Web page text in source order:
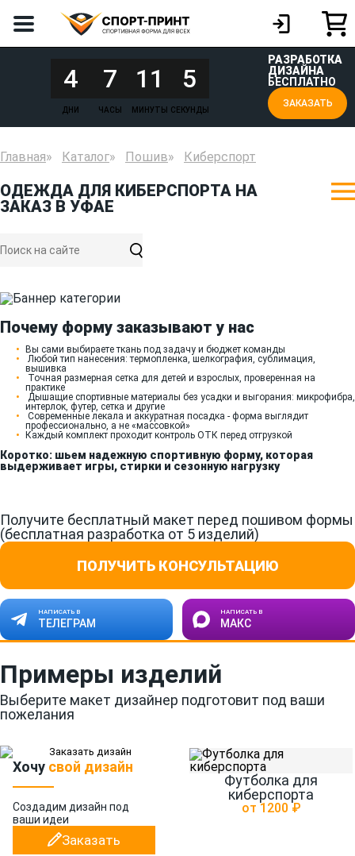
4
ДНИ
7
ЧАСЫ
11
МИНУТЫ
5
СЕКУНДЫ
РАЗРАБОТКА
ДИЗАЙНА
БЕСПЛАТНО
ЗАКАЗАТЬ
Главная Каталог Пошив Киберспорт
ОДЕЖДА ДЛЯ КИБЕРСПОРТА НА
ЗАКАЗ В УФАЕ
Почему форму заказывают у нас
Вы сами выбираете ткань под задачу и бюджет команды
Любой тип нанесения: термопленка, шелкография, сублимация,
вышивка
Точная размерная сетка для детей и взрослых, проверенная на
практике
Дышащие спортивные материалы без усадки и выгорания: микрофибра,
интерлок, футер, сетка и другие
Современные лекала и аккуратная посадка - форма выглядит
профессионально, а не «массовкой»
Каждый комплект проходит контроль ОТК перед отгрузкой
Коротко: шьем надежную спортивную форму, которая
выдерживает игры, стирки и сезонную нагрузку
Получите бесплатный макет перед пошивом формы
(бесплатная разработка от 5 изделий)
ПОЛУЧИТЬ КОНСУЛЬТАЦИЮ
НАПИСАТЬ В
ТЕЛЕГРАМ
НАПИСАТЬ В
МАКС
Примеры изделий
Выберите макет дизайнер подготовит под ваши
пожелания
Хочу свой дизайн
Создадим дизайн под
ваши идеи
Заказать
Футболка для
киберспорта
от 1200 ₽